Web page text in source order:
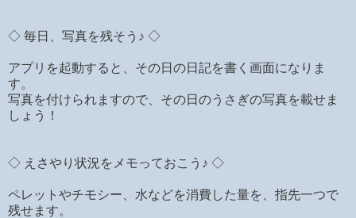
◇ 毎日、写真を残そう♪ ◇
アプリを起動すると、その日の日記を書く画面になりま
す。
写真を付けられますので、その日のうさぎの写真を載せま
しょう！
◇ えさやり状況をメモっておこう♪ ◇
ペレットやチモシー、水などを消費した量を、指先一つで
残せます。